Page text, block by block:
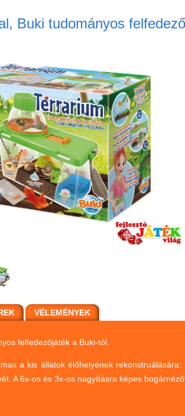
Buki tudományos
VÉLEMÉNYEK
felfedezőjáték a Buki-tól.
a kis állatok élőhelyének
A 6x-os és 3x-os nagyításra képes